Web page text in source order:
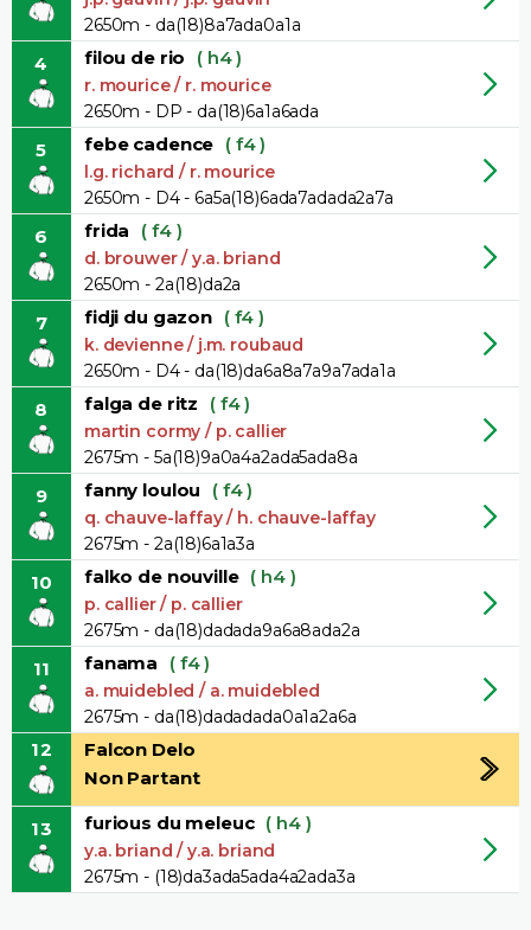
2650m - da(18)8a7ada0a1a
4 filou de rio ( h4 )
r. mourice / r. mourice
2650m - DP - da(18)6a1a6ada
5 febe cadence ( f4 )
l.g. richard / r. mourice
2650m - D4 - 6a5a(18)6ada7adada2a7a
6 frida ( f4 )
d. brouwer / y.a. briand
2650m - 2a(18)da2a
7 fidji du gazon ( f4 )
k. devienne / j.m. roubaud
2650m - D4 - da(18)da6a8a7a9a7ada1a
8 falga de ritz ( f4 )
martin cormy / p. callier
2675m - 5a(18)9a0a4a2ada5ada8a
9 fanny loulou ( f4 )
q. chauve-laffay / h. chauve-laffay
2675m - 2a(18)6a1a3a
10 falko de nouville ( h4 )
p. callier / p. callier
2675m - da(18)dadada9a6a8ada2a
11 fanama ( f4 )
a. muidebled / a. muidebled
2675m - da(18)dadadada0a1a2a6a
12
Falcon Delo
Non Partant
13 furious du meleuc ( h4 )
y.a. briand / y.a. briand
2675m - (18)da3ada5ada4a2ada3a